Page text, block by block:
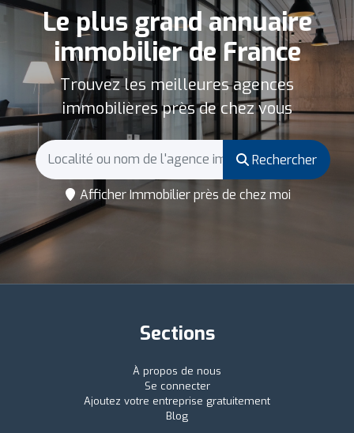
Le plus grand annuaire
immobilier de France
Trouvez les meilleures agences
immobilières près de chez vous
Rechercher
Afficher Immobilier près de chez moi
Sections
À propos de nous
Se connecter
Ajoutez votre entreprise gratuitement
Blog